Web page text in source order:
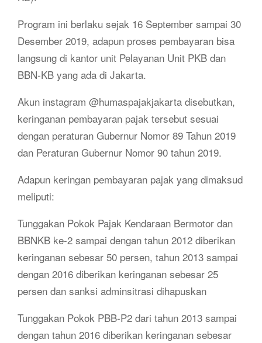
Program ini berlaku sejak 16 September sampai 30
Desember 2019, adapun proses pembayaran bisa
langsung di kantor unit Pelayanan Unit PKB dan
BBN-KB yang ada di Jakarta.
Akun instagram @humaspajakjakarta disebutkan,
keringanan pembayaran pajak tersebut sesuai
dengan peraturan Gubernur Nomor 89 Tahun 2019
dan Peraturan Gubernur Nomor 90 tahun 2019.
Adapun keringan pembayaran pajak yang dimaksud
meliputi:
Tunggakan Pokok Pajak Kendaraan Bermotor dan
BBNKB ke-2 sampai dengan tahun 2012 diberikan
keringanan sebesar 50 persen, tahun 2013 sampai
dengan 2016 diberikan keringanan sebesar 25
persen dan sanksi adminsitrasi dihapuskan
Tunggakan Pokok PBB-P2 dari tahun 2013 sampai
dengan tahun 2016 diberikan keringanan sebesar